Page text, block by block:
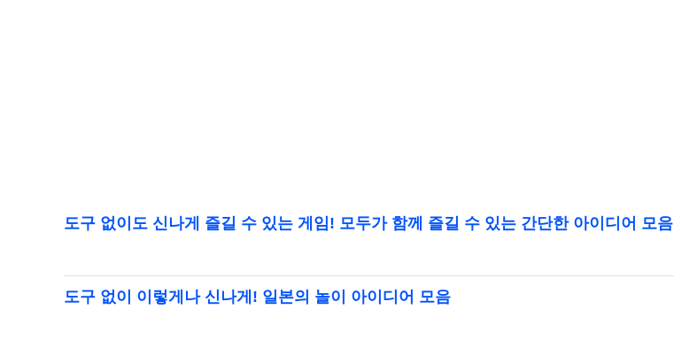
도구 없이도 신나게 즐길 수 있는 게임! 모두가 함께 즐길 수 있는 간단한 아이디어 모음
도구 없이 이렇게나 신나게! 일본의 놀이 아이디어 모음